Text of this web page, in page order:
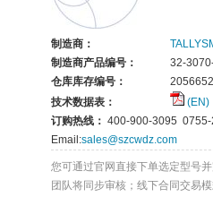
制造商：
制造商产品编号：
32-
仓库库存编号：
2056652
技术数据表：
(EN)
订购热线： 400-900-3095 0755-
Email:sales@szcwdz.com
您可通过官网直接下单选定型号
团队将同步审核；线下合同交易